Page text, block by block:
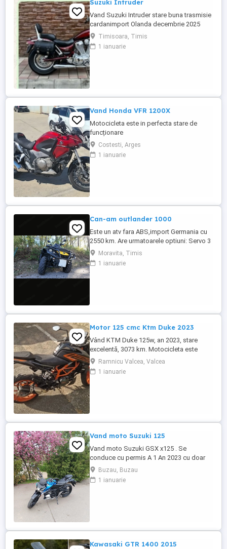
Suzuki Intruder
Vand Suzuki Intruder stare buna trasmisie
cardanimport Olanda decembrie 2025
inmatriculat RO IN FEBRUARIE Nu raspund
la mesaje.Schimb cu ATV plus sau minus
diferenta
Timisoara, Timis
1 ianuarie
Vand Honda VFR 1200X
Motocicleta este in perfecta stare de
funcționare
Costesti, Arges
1 ianuarie
Can-am outlander 1000
Este un atv fara ABS,import Germania cu
2550 km. Are urmatoarele optiuni: Servo 3
nivele Suspensie FOX cu rebound Bullbar
fata Bullbar spate Handguardurile Can am
Jante beadlock
Moravita, Timis
1 ianuarie
Motor 125 cmc Ktm Duke 2023
Vând KTM Duke 125w, an 2023, stare
excelentă, 3073 km. Motocicleta este
ideală pentru începători sau pentru oraș.
Fără daune, lovituri!
Ramnicu Valcea, Valcea
1 ianuarie
Vand moto Suzuki 125
Vand moto Suzuki GSX x125 . Se
conduce cu permis A 1 An 2023 cu doar
5000km Stare impecabila , fara cazaturi
ITP valabil pana in noiembrie 2027 Revizii
si schimb de ulei in service autorizat
Buzau, Buzau
1 ianuarie
Kawasaki GTR 1400 2015